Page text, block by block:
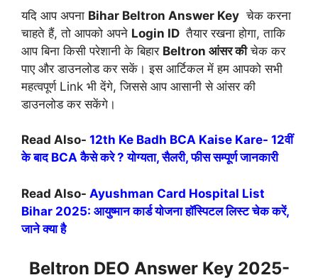
यदि आप अपना Bihar Beltron Answer Key चेक करना
चाहते हैं, तो आपको अपने Login ID तैयार रखना होगा, ताकि
आप बिना किसी परेशानी के बिहार Beltron आंसर कीचेक कर
पाए और डाउनलोड कर सकें। इस आर्टिकल में हम आपको सभी
महत्वपूर्ण Link भी देंगे, जिससे आप आसानी से आंसर की
डाउनलोड कर सकेंगे।
Read Also- 12th Ke Badh BCA Kaise Kare- 12वीं
के बाद BCA कैसे करे ? योग्यता, सैलरी, फीस सम्पूर्ण जानकारी
Read Also- Ayushman Card Hospital List
Bihar 2025: आयुष्मान कार्ड योजना हॉस्पिटल लिस्ट चेक करें,
जाने क्या है
Beltron DEO Answer Key 2025-